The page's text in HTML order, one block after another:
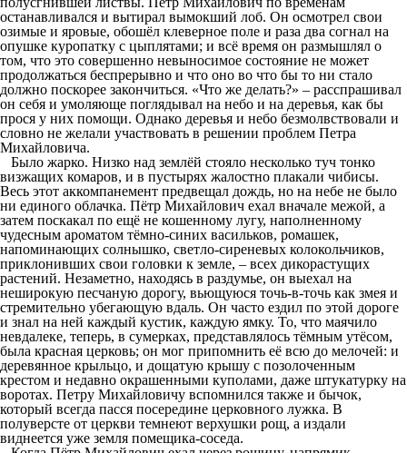
останавливался и вытирал вымокший лоб. Он осмотрел свои
озимые и яровые, обошёл клеверное поле и раза два согнал на
опушке куропатку с цыплятами; и всё время он размышлял о
том, что это совершенно невыносимое состояние не может
продолжаться беспрерывно и что оно во что бы то ни стало
должно поскорее закончиться. «Что же делать?» – расспрашивал
он себя и умоляюще поглядывал на небо и на деревья, как бы
прося у них помощи. Однако деревья и небо безмолвствовали и
словно не желали участвовать в решении проблем Петра
Михайловича.
Было жарко. Низко над землёй стояло несколько туч тонко
визжащих комаров, и в пустырях жалостно плакали чибисы.
Весь этот аккомпанемент предвещал дождь, но на небе не было
ни единого облачка. Пётр Михайлович ехал вначале межой, а
затем поскакал по ещё не кошенному лугу, наполненному
чудесным ароматом тёмно-синих васильков, ромашек,
напоминающих солнышко, светло-сиреневых колокольчиков,
приклонивших свои головки к земле, – всех дикорастущих
растений. Незаметно, находясь в раздумье, он выехал на
неширокую песчаную дорогу, вьющуюся точь-в-точь как змея и
стремительно убегающую вдаль. Он часто ездил по этой дороге
и знал на ней каждый кустик, каждую ямку. То, что маячило
невдалеке, теперь, в сумерках, представлялось тёмным утёсом,
была красная церковь; он мог припомнить её всю до мелочей: и
деревянное крыльцо, и дощатую крышу с позолоченным
крестом и недавно окрашенными куполами, даже штукатурку на
воротах. Петру Михайловичу вспомнился также и бычок,
который всегда пасся посередине церковного лужка. В
полуверсте от церкви темнеют верхушки рощ, а издали
виднеется уже земля помещика-соседа.